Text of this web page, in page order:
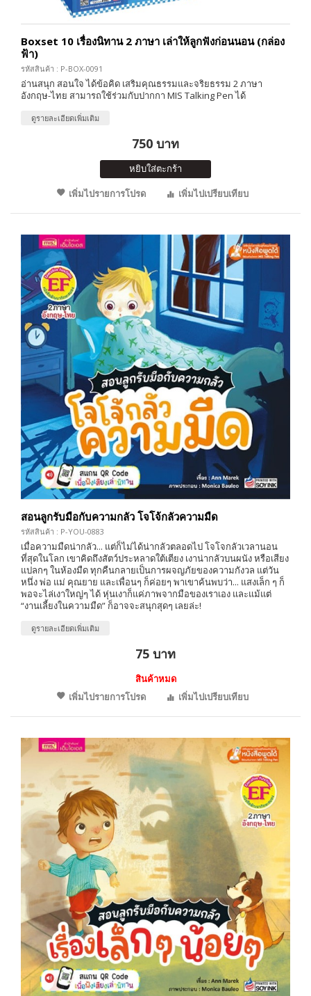
Boxset 10 เรื่องนิทาน 2 ภาษา เล่าให้ลูกฟังก่อนนอน (กล่อง
ฟ้า)
รหัสสินค้า : P-BOX-0091
อ่านสนุก สอนใจ ได้ข้อคิด เสริมคุณธรรมและจริยธรรม 2 ภาษา
อังกฤษ-ไทย สามารถใช้ร่วมกับปากกา MIS Talking Pen ได้
ดูรายละเอียดเพิ่มเติม
750 บาท
หยิบใส่ตะกร้า
เพิ่มไปรายการโปรด
เพิ่มไปเปรียบเทียบ
สอนลูกรับมือกับความกลัว โจโจ้กลัวความมืด
รหัสสินค้า : P-YOU-0883
เมื่อความมืดน่ากลัว... แต่ก็ไม่ได้น่ากลัวตลอดไป โจโจกลัวเวลานอน
ที่สุดในโลก เขาคิดถึงสัตว์ประหลาดใต้เตียง เงาน่ากลัวบนผนัง หรือเสียง
แปลกๆ ในห้องมืด ทุกคืนกลายเป็นการผจญภัยของความกังวล แต่วัน
หนึ่ง พ่อ แม่ คุณยาย และเพื่อนๆ ก็ค่อยๆ พาเขาค้นพบว่า... แสงเล็ก ๆ ก็
พอจะไล่เงาใหญ่ๆ ได้ หุ่นเงาก็แค่ภาพจากมือของเราเอง และแม้แต่
“งานเลี้ยงในความมืด” ก็อาจจะสนุกสุดๆ เลยล่ะ!
ดูรายละเอียดเพิ่มเติม
75 บาท
สินค้าหมด
เพิ่มไปรายการโปรด
เพิ่มไปเปรียบเทียบ